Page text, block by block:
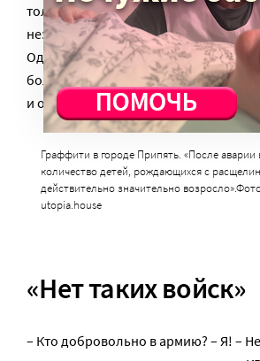
только в военное время, потом – что
незначительными отклонениями. На
Однако уверенности в себе из-за
больше не стало: не меньше
и офицеров спросили, что у него с
Граффити в городе Припять. «После аварии
количество детей, рождающихся с
действительно значительно
utopia.house
«Нет таких войск»
– Кто добровольно в армию? – Я! –